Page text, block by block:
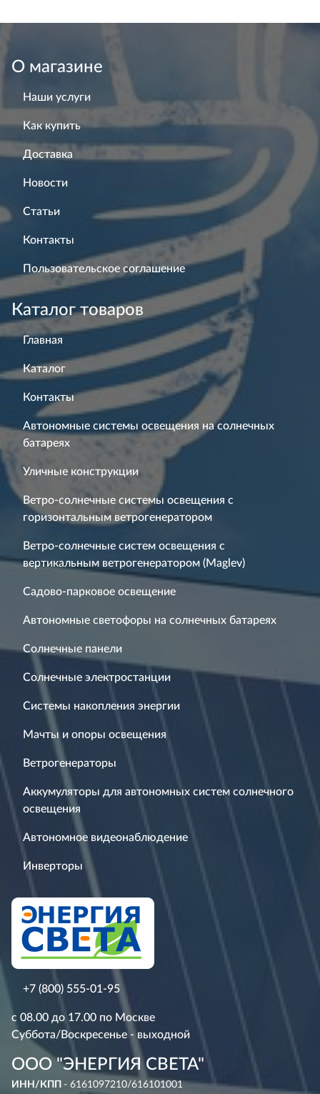
О магазине
Наши услуги
Как купить
Доставка
Новости
Статьи
Контакты
Пользовательское соглашение
Каталог товаров
Главная
Каталог
Контакты
Автономные системы освещения на солнечных
батареях
Уличные конструкции
Ветро-солнечные системы освещения с
горизонтальным ветрогенератором
Ветро-солнечные систем освещения с
вертикальным ветрогенератором (Maglev)
Садово-парковое освещение
Автономные светофоры на солнечных батареях
Солнечные панели
Солнечные электростанции
Системы накопления энергии
Мачты и опоры освещения
Ветрогенераторы
Аккумуляторы для автономных систем солнечного
освещения
Автономное видеонаблюдение
Инверторы
+7 (800) 555-01-95
с 08.00 до 17.00 по Москве
Суббота/Воскресенье - выходной
ООО "ЭНЕРГИЯ СВЕТА"
ИНН/КПП - 6161097210/616101001